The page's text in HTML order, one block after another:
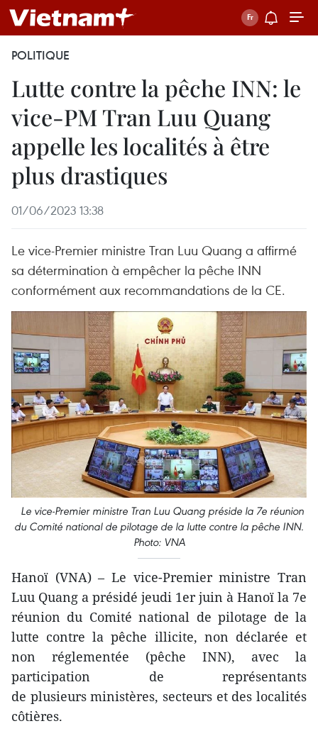
POLITIQUE
Lutte contre la pêche INN: le
vice-PM Tran Luu Quang
appelle les localités à être
plus drastiques
01/06/2023 13:38
Le vice-Premier ministre Tran Luu Quang a affirmé
sa détermination à empêcher la pêche INN
conformément aux recommandations de la CE.
Le vice-Premier ministre Tran Luu Quang préside la 7e réunion
du Comité national de pilotage de la lutte contre la pêche INN.
Photo: VNA
Hanoï (VNA) – Le vice-Premier ministre Tran
Luu Quang a présidé jeudi 1er juin à Hanoï la 7e
réunion du Comité national de pilotage de la
lutte contre la pêche illicite, non déclarée et
non réglementée (pêche INN), avec la
participation de représentants
de plusieurs ministères, secteurs et des localités
côtières.